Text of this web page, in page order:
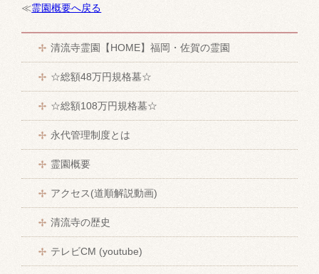
≪霊園概要へ戻る
清流寺霊園【HOME】福岡・佐賀の霊園
☆総額48万円規格墓☆
☆総額108万円規格墓☆
永代管理制度とは
霊園概要
アクセス(道順解説動画)
清流寺の歴史
テレビCM (youtube)